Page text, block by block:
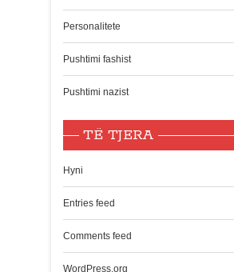
Personalitete
Pushtimi fashist
Pushtimi nazist
TË TJERA
Hyni
Entries feed
Comments feed
WordPress.org